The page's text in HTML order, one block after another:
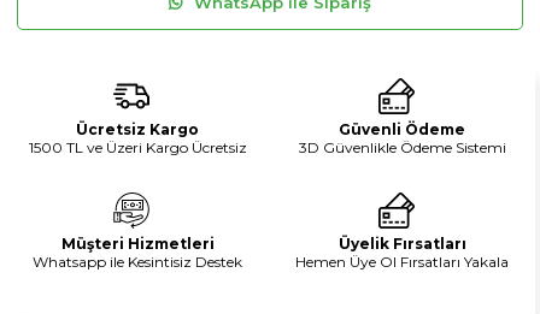
Ücretsiz Kargo
1500 TL ve Üzeri Kargo Ücretsiz
Güvenli Ödeme
3D Güvenlikle Ödeme Sistemi
Müşteri Hizmetleri
Whatsapp ile Kesintisiz Destek
Üyelik Fırsatları
Hemen Üye Ol Fırsatları Yakala